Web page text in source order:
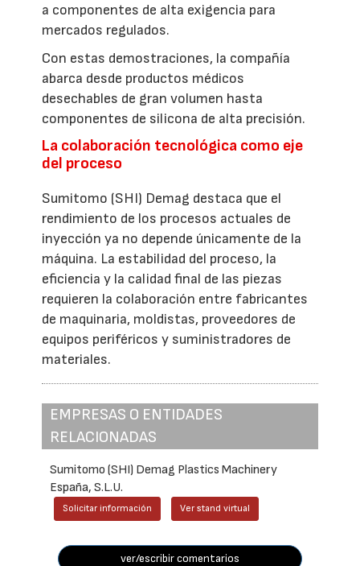
a componentes de alta exigencia para
mercados regulados.
Con estas demostraciones, la compañía
abarca desde productos médicos
desechables de gran volumen hasta
componentes de silicona de alta precisión.
La colaboración tecnológica como eje
del proceso
Sumitomo (SHI) Demag destaca que el
rendimiento de los procesos actuales de
inyección ya no depende únicamente de la
máquina. La estabilidad del proceso, la
eficiencia y la calidad final de las piezas
requieren la colaboración entre fabricantes
de maquinaria, moldistas, proveedores de
equipos periféricos y suministradores de
materiales.
EMPRESAS O ENTIDADES
RELACIONADAS
Sumitomo (SHI) Demag Plastics Machinery
España, S.L.U.
Solicitar información Ver stand virtual
ver/escribir comentarios